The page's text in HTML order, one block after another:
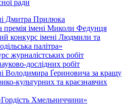
ради
Дмитра Прилюка
премія імені Миколи Федунця
конкурс імені Людмили та
палітра»
журналістських робіт
дослідних робіт
Володимира Ґериновича за кращу
культурних та краєзнавчих
Хмельниччини»